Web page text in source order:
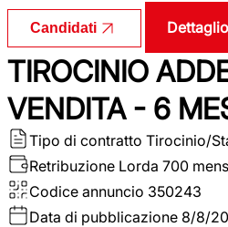
Candidati
TIROCINIO
VENDITA - 6
Tipo di contratto Tirocinio/
Retribuzione Lorda 700
Codice annuncio 350243
Data di pubblicazione 8/8/